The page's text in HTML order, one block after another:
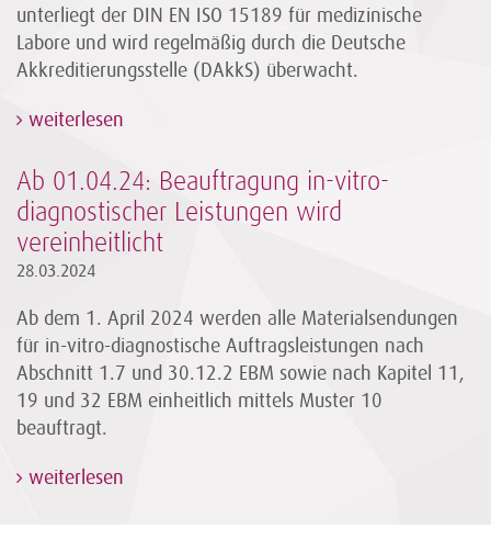
unterliegt der DIN EN ISO 15189 für medizinische
Labore und wird regelmäßig durch die Deutsche
Akkreditierungsstelle (DAkkS) überwacht.
weiterlesen
Ab 01.04.24: Beauftragung in-vitro-
diagnostischer Leistungen wird
vereinheitlicht
28.03.2024
Ab dem 1. April 2024 werden alle Materialsendungen
für in-vitro-diagnostische Auftragsleistungen nach
Abschnitt 1.7 und 30.12.2 EBM sowie nach Kapitel 11,
19 und 32 EBM einheitlich mittels Muster 10
beauftragt.
weiterlesen